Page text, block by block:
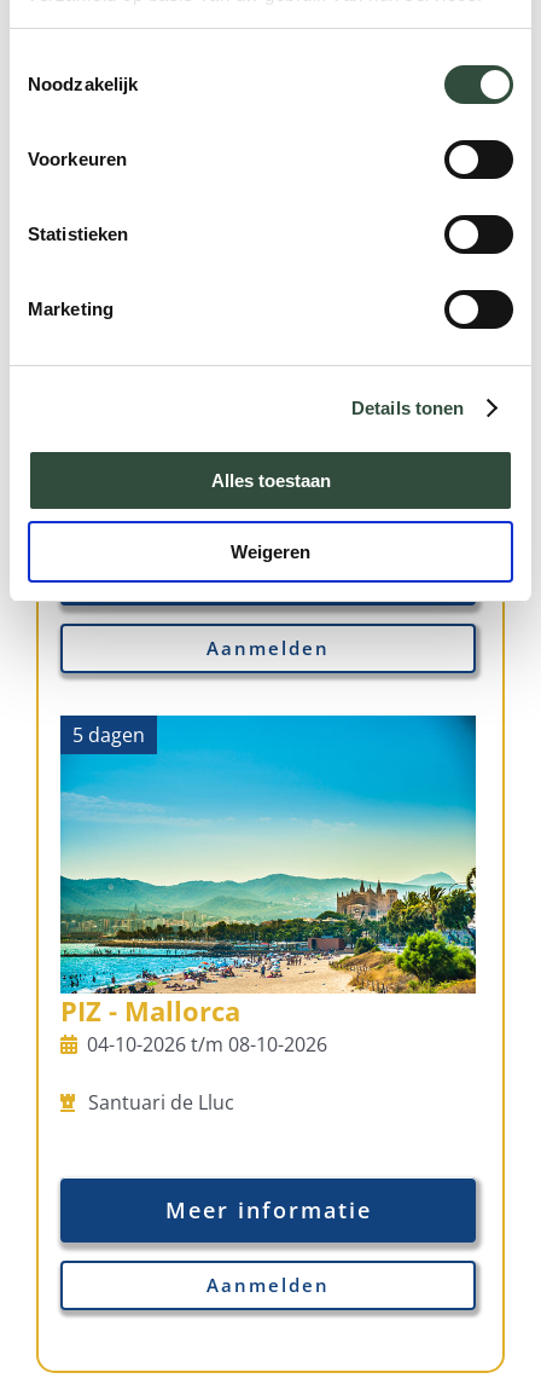
Noodzakelijk
Voorkeuren
Statistieken
Marketing
Details tonen
Alles toestaan
Weigeren
Aanmelden
5 dagen
PIZ - Mallorca
Meer informatie
Aanmelden
5 dagen
PIZ - Mallorca
04-10-2026 t/m 08-10-2026
Santuari de Lluc
Meer informatie
Aanmelden